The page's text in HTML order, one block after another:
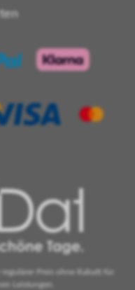
Preis ohne Rabatt für
Leistungen.